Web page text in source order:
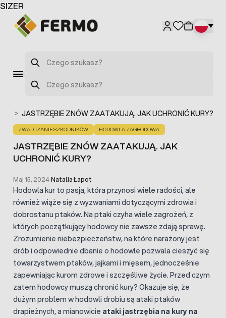
Przejdź do treści
Szukaj
Szukaj
> JASTRZĘBIE ZNÓW ZAATAKUJĄ. JAK UCHRONIĆ KURY?
ZWALCZANIE SZKODNIKÓW HODOWLA ZAGRODOWA
JASTRZĘBIE ZNÓW ZAATAKUJĄ. JAK
UCHRONIĆ KURY?
Maj 15, 2024·Natalia Łapot
Hodowla kur to pasja, która przynosi wiele radości, ale
również wiąże się z wyzwaniami dotyczącymi zdrowia i
dobrostanu ptaków. Na ptaki czyha wiele zagrożeń, z
których początkujący hodowcy nie zawsze zdają sprawę.
Zrozumienie niebezpieczeństw, na które narażony jest
drób i odpowiednie dbanie o hodowle pozwala cieszyć się
towarzystwem ptaków, jajkami i mięsem, jednocześnie
zapewniając kurom zdrowe i szczęśliwe życie. Przed czym
zatem hodowcy muszą chronić kury? Okazuje się, że
dużym problem w hodowli drobiu są ataki ptaków
drapieżnych, a mianowicie ataki jastrzębia na kury na
SIZER